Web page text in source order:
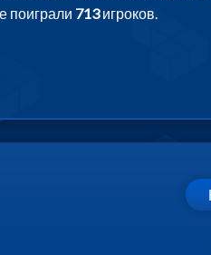
поиграли 713игроков.